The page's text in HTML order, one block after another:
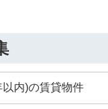
内)の賃貸物件